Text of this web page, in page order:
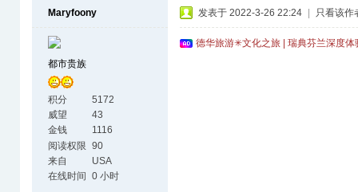
Maryfoony
都市贵族
积分
5172
威望
43
金钱
1116
阅读权限 90
来自
USA
在线时间
0 小时
发表于 2022-3-26 22:24 只看该作
德华旅游✳文化之旅 | 瑞典芬兰深度